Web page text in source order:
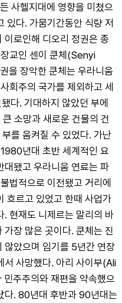
사헬지대에 영향을 미쳤으
있다. 가뭄기간동안 식량 저
이로인해 디오리 정권은 종
교인 센이 쿤체(Senyi
을 장악한 쿤체는 우라니움
회주의 국가를 제외하고 세
다. 기대하지 않았던 부에
소망과 새로운 건물의 건
를 움켜질 수 있었다. 가난
년대 초반 세계적인 요
대됐고 우라니움 연료는 파
법적으로 이전됐고 거리에
흐르고 있었고 한때 사업가
. 현재도 니제르는 말리의 바
장 많은 곳이다. 쿤체는 진
않았으며 임기를 5년간 연장
서 사망했다. 아리 사이부(Ali
주주의와 재편을 약속했으
다. 80년대 후반과 90년대는